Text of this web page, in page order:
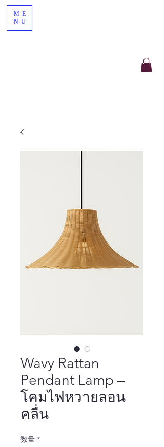
ME
NU
Wavy Rattan
Pendant Lamp –
โคมไฟหวายลอน
คลื่น
数量 *